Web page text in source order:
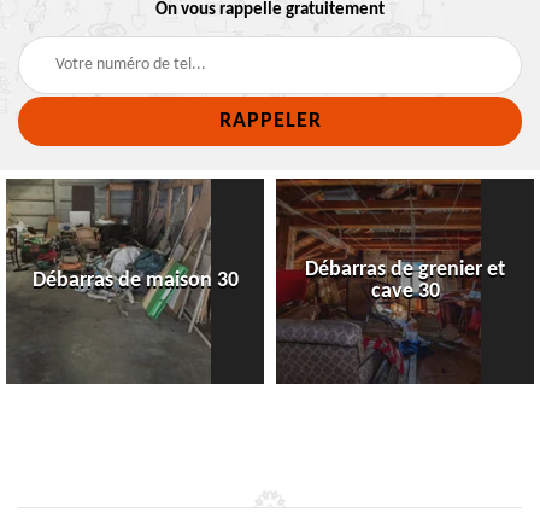
On vous rappelle gratuitement
Débarras de maison 30
Débarras de grenier et
cave 30